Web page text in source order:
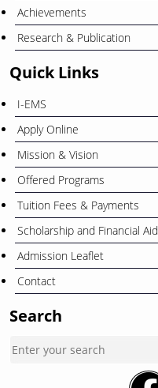
Achievements
Research & Publication
Quick Links
I-EMS
Apply Online
Mission & Vision
Offered Programs
Tuition Fees & Payments
Scholarship and Financial Aid
Admission Leaflet
Contact
Search